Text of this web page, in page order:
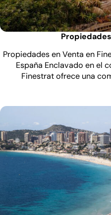
Propiedades en Venta en
España Enclavado en el
Finestrat ofrece una